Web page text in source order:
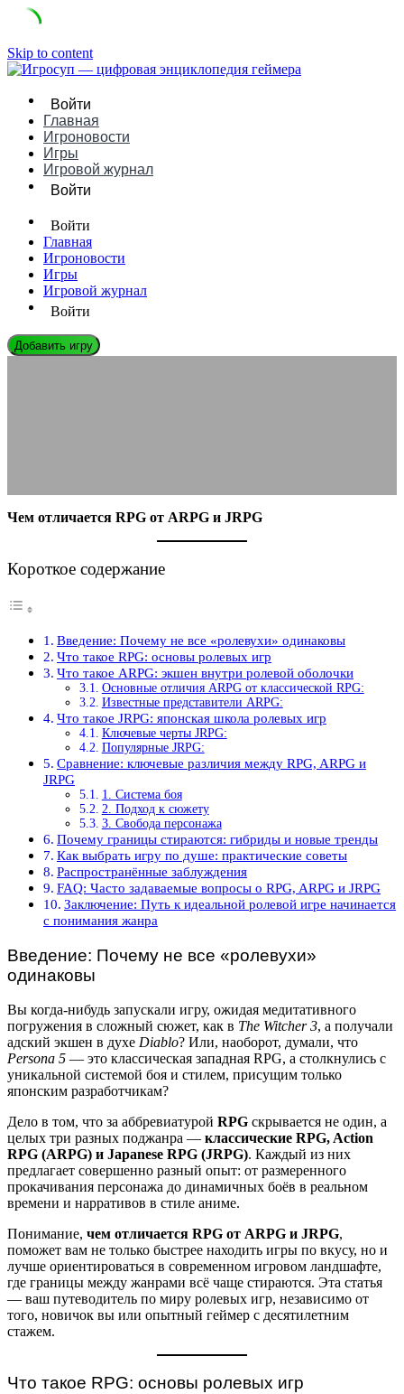
Skip to content
Войти
Главная
Игроновости
Игры
Игровой журнал
Войти
Войти
Главная
Игроновости
Игры
Игровой журнал
Войти
Добавить игру
Чем отличается RPG от ARPG и JRPG
Короткое содержание
Введение: Почему не все «ролевухи» одинаковы
Что такое RPG: основы ролевых игр
Что такое ARPG: экшен внутри ролевой оболочки
Основные отличия ARPG от классической RPG:
Известные представители ARPG:
Что такое JRPG: японская школа ролевых игр
Ключевые черты JRPG:
Популярные JRPG:
Сравнение: ключевые различия между RPG, ARPG и
JRPG
1. Система боя
2. Подход к сюжету
3. Свобода персонажа
Почему границы стираются: гибриды и новые тренды
Как выбрать игру по душе: практические советы
Распространённые заблуждения
FAQ: Часто задаваемые вопросы о RPG, ARPG и JRPG
Заключение: Путь к идеальной ролевой игре начинается
с понимания жанра
Введение: Почему не все «ролевухи»
одинаковы
Вы когда-нибудь запускали игру, ожидая медитативного
погружения в сложный сюжет, как в The Witcher 3, а получали
адский экшен в духе Diablo? Или, наоборот, думали, что
Persona 5 — это классическая западная RPG, а столкнулись с
уникальной системой боя и стилем, присущим только
японским разработчикам?
Дело в том, что за аббревиатурой RPG скрывается не один, а
целых три разных поджанра — классические RPG, Action
RPG (ARPG) и Japanese RPG (JRPG). Каждый из них
предлагает совершенно разный опыт: от размеренного
прокачивания персонажа до динамичных боёв в реальном
времени и нарративов в стиле аниме.
Понимание, чем отличается RPG от ARPG и JRPG,
поможет вам не только быстрее находить игры по вкусу, но и
лучше ориентироваться в современном игровом ландшафте,
где границы между жанрами всё чаще стираются. Эта статья
— ваш путеводитель по миру ролевых игр, независимо от
того, новичок вы или опытный геймер с десятилетним
стажем.
Что такое RPG: основы ролевых игр